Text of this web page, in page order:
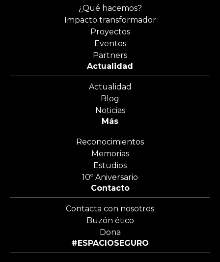
¿Qué hacemos?
Impacto transformador
Proyectos
Eventos
Partners
Actualidad
Actualidad
Blog
Noticias
Más
Reconocimientos
Memorias
Estudios
10º Aniversario
Contacto
Contacta con nosotros
Buzón ético
Dona
#ESPACIOSEGURO